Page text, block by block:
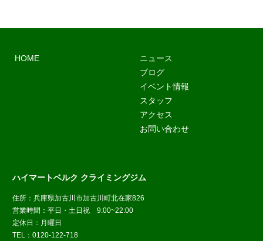
HOME
ニュース
ブログ
イベント情報
スタッフ
アクセス
お問い合わせ
ハイマートベルク クライミングジム
住所：兵庫県加古川市加古川町北在家826
営業時間：平日・土日祝 9:00~22:00
定休日：月曜日
TEL：0120-122-718